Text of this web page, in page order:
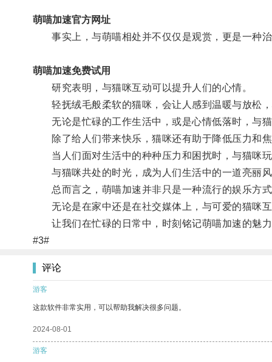
萌喵加速官方网址
事实上，与萌喵相处并不仅仅是观赏，更是一种治
萌喵加速免费试用
研究表明，与猫咪互动可以提升人们的心情。
轻抚绒毛般柔软的猫咪，会让人感到温暖与放松，
无论是忙碌的工作生活中，或是心情低落时，与猫
除了给人们带来快乐，猫咪还有助于降低压力和
当人们面对生活中的种种压力和困扰时，与猫咪玩
与猫咪共处的时光，成为人们生活中的一道亮丽
总而言之，萌喵加速并非只是一种流行的娱乐方式
无论是在家中还是在社交媒体上，与可爱的猫咪互
让我们在忙碌的日常中，时刻铭记萌喵加速的魅力
#3#
评论
游客
这款软件非常实用，可以帮助我解决很多问题。
2024-08-01
游客